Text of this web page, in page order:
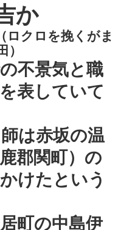
か
挽くがま
不景気と職
表していて
は赤坂の温
郡関町）の
けたという
町の中島伊